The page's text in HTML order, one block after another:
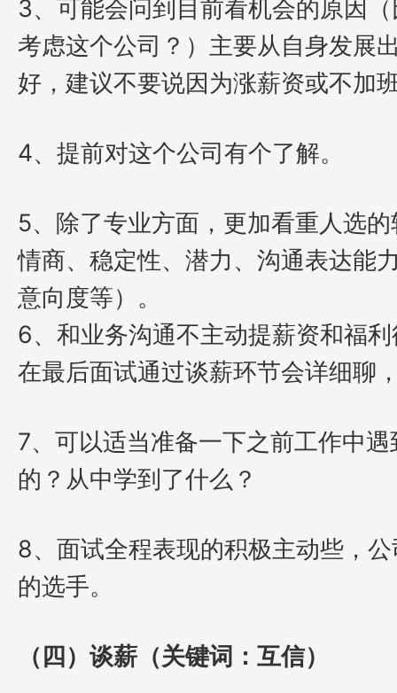
3、可能会问到目前看机会的原因
考虑这个公司？）主要从自身发展
好，建议不要说因为涨薪资或不加
4、提前对这个公司有个了解。
5、除了专业方面，更加看重人选
情商、稳定性、潜力、沟通表达能
意向度等）。
6、和业务沟通不主动提薪资和福
在最后面试通过谈薪环节会详细聊
7、可以适当准备一下之前工作中
的？从中学到了什么？
8、面试全程表现的积极主动些，
的选手。
（四）谈薪（关键词：互信）